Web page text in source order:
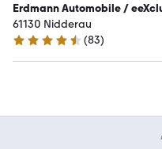
Erdmann Automobile /
61130 Nidderau
4.5 Sterne
(83)